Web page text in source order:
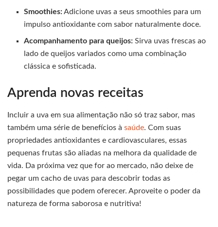
Smoothies:Adicione uvas a seus smoothies para um
impulso antioxidante com sabor naturalmente doce.
Acompanhamento para queijos: Sirva uvas frescas ao
lado de queijos variados como uma combinação
clássica e sofisticada.
Aprenda novas receitas
Incluir a uva em sua alimentação não só traz sabor, mas
também uma série de benefícios à saúde. Com suas
propriedades antioxidantes e cardiovasculares, essas
pequenas frutas são aliadas na melhora da qualidade de
vida. Da próxima vez que for ao mercado, não deixe de
pegar um cacho de uvas para descobrir todas as
possibilidades que podem oferecer. Aproveite o poder da
natureza de forma saborosa e nutritiva!